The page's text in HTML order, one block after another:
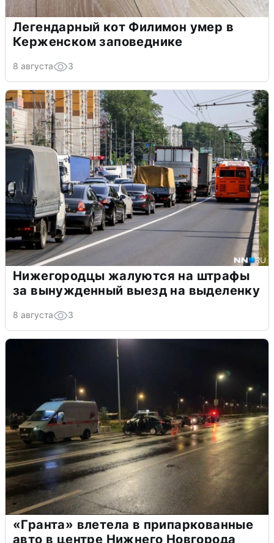
Легендарный кот Филимон умер в
Керженском заповеднике
8 августа 3
Нижегородцы жалуются на штрафы
за вынужденный выезд на выделенку
8 августа 3
«Гранта» влетела в припаркованные
авто в центре Нижнего Новгорода